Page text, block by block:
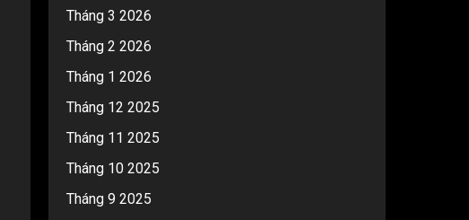
Tháng 3 2026
Tháng 2 2026
Tháng 1 2026
Tháng 12 2025
Tháng 11 2025
Tháng 10 2025
Tháng 9 2025